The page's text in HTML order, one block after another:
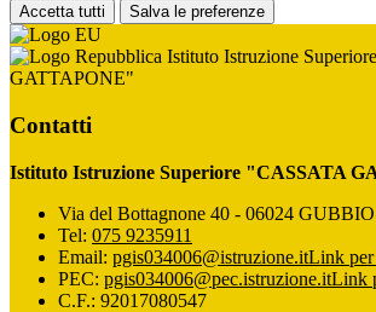
Accetta tutti Salva le preferenze
Istituto Istruzione
GATTAPONE"
Contatti
Istituto Istruzione Superiore "CASSATA
Via del Bottagnone 40 - 06024
Tel: 075 9235911
Email: pgis034006@istruzione.itLink per
PEC: pgis034006@pec.istruzione.itLink
C.F.: 92017080547